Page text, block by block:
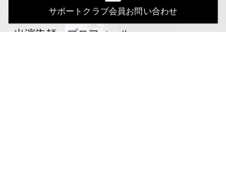
活動スケジュール
出演依頼・プロフィール
サポートクラブ会員お問い合わせ